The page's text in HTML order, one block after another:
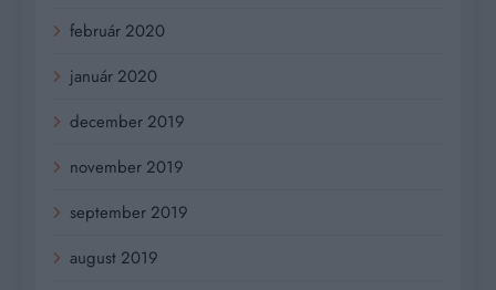
február 2020
január 2020
december 2019
november 2019
september 2019
august 2019